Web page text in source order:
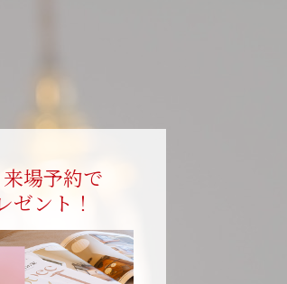
場予約で
ゼント！